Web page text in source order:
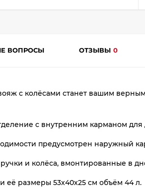
ВОПРОСЫ ОТЗЫВЫ 0
с колёсами станет вашим
с внутренним карманом
предусмотрен наружный
и колёса, вмонтированные в
размеры 53х40х25 см объём 44 л.
2 недели